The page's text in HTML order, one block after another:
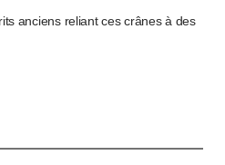
anciens reliant ces crânes à des